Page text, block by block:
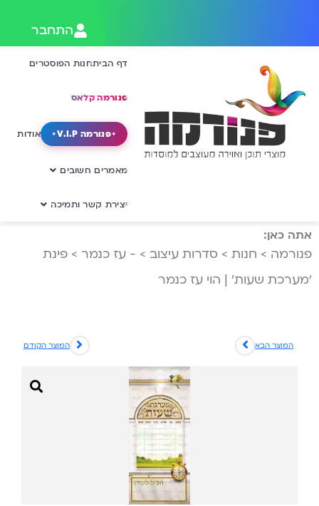
התחבר
דף הביתחנות הפוסטרים
פנורמה קלאס
פנורמה V.I.P אודות
מאמרים חשובים
יצירת קשר ותמיכה
אתה כאן:
פנורמה > חנות > סדרות עיצוב > - עז כנמר > פינת
‘מערכת שעות’ | הוי עז כנמר
המוצר הקודם המוצר הבא